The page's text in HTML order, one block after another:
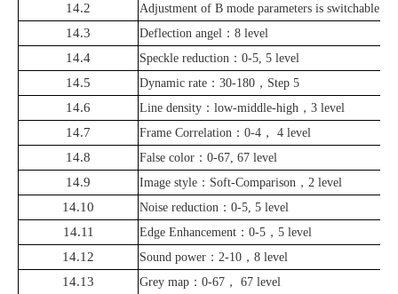
14.2
Adjustment of B mode parameters is switchable
14.3 Deflection angel ： 8 level
14.4 Speckle reduction ： 0-5, 5 level
14.5 Dynamic rate ： 30-180 ， Step 5
14.6 Line density ： low-middle-high ， 3 level
14.7 Frame Correlation ： 0-4 ， 4 level
14.8 False color ： 0-67, 67 level
14.9 Image style ： Soft-Comparison ， 2 level
14.10 Noise reduction ： 0-5, 5 level
14.11 Edge Enhancement ： 0-5 ， 5 level
14.12 Sound power ： 2-10 ， 8 level
14.13 Grey map ： 0-67 ， 67 level